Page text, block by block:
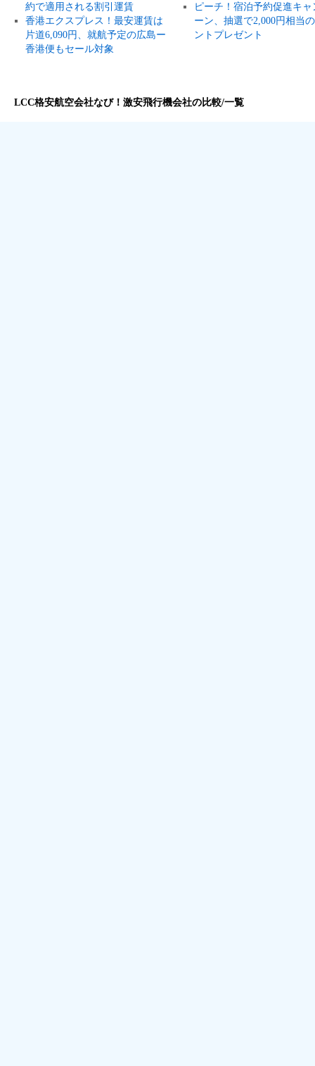
約で適用される割引運賃
香港エクスプレス！最安運賃は
片道6,090円、就航予定の広島ー
香港便もセール対象
ピーチ！宿泊予約促進キャ
ーン、抽選で2,000円相当
ントプレゼント
LCC格安航空会社なび！激安飛行機会社の比較/一覧